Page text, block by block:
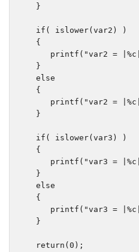
}
if ( islower( var2 )
)
{
      printf
( "var2 =
}
else
{
      printf
( "var2 =
}
if ( islower( var3 )
)
{
      printf
( "var3 =
}
else
{
      printf
( "var3 =
}
return ( 0 );